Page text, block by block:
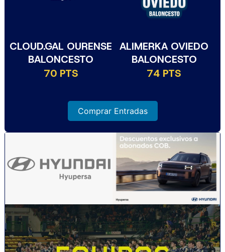
CLOUD.GAL OURENSE
BALONCESTO
70 PTS
ALIMERKA OVIEDO
BALONCESTO
74 PTS
Comprar Entradas